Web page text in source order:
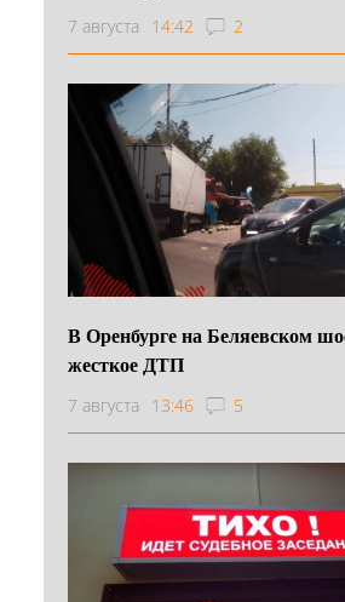
7 августа 14:42 2
В Оренбурге на Беляевском
жесткое ДТП
7 августа 13:46 5